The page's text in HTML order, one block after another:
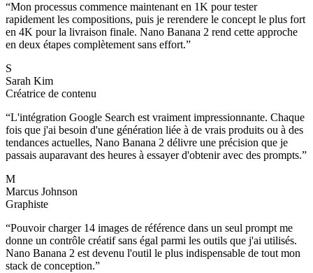
“Mon processus commence maintenant en 1K pour tester
rapidement les compositions, puis je rerendere le concept le plus fort
en 4K pour la livraison finale. Nano Banana 2 rend cette approche
en deux étapes complètement sans effort.”
S
Sarah Kim
Créatrice de contenu
“L'intégration Google Search est vraiment impressionnante. Chaque
fois que j'ai besoin d'une génération liée à de vrais produits ou à des
tendances actuelles, Nano Banana 2 délivre une précision que je
passais auparavant des heures à essayer d'obtenir avec des prompts.”
M
Marcus Johnson
Graphiste
“Pouvoir charger 14 images de référence dans un seul prompt me
donne un contrôle créatif sans égal parmi les outils que j'ai utilisés.
Nano Banana 2 est devenu l'outil le plus indispensable de tout mon
stack de conception.”